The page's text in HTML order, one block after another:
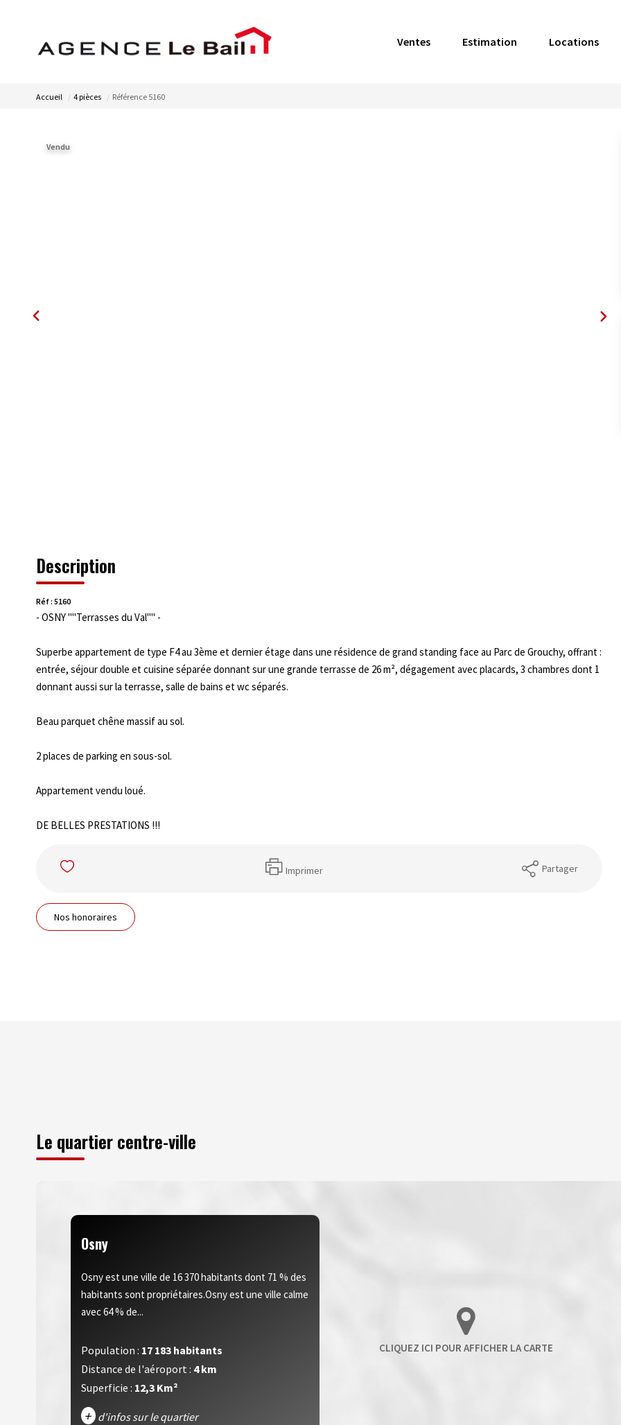
Ventes Estimation Locations
Accueil 4 pièces Référence 5160
Vendu
Description
Réf : 5160
- OSNY ""Terrasses du Val"" -
Superbe appartement de type F4 au 3ème et dernier étage dans une résidence de grand standing face au Parc de Grouchy, offrant :
entrée, séjour double et cuisine séparée donnant sur une grande terrasse de 26 m², dégagement avec placards, 3 chambres dont 1
donnant aussi sur la terrasse, salle de bains et wc séparés.
Beau parquet chêne massif au sol.
2 places de parking en sous-sol.
Appartement vendu loué.
DE BELLES PRESTATIONS !!!
Imprimer Partager
Nos honoraires
Le quartier centre-ville
Osny
Osny est une ville de 16 370 habitants dont 71 % des
habitants sont propriétaires.Osny est une ville calme
avec 64 % de...
Population : 17 183 habitants
Distance de l'aéroport : 4 km
Superficie : 12,3 Km²
+ d'infos sur le quartier